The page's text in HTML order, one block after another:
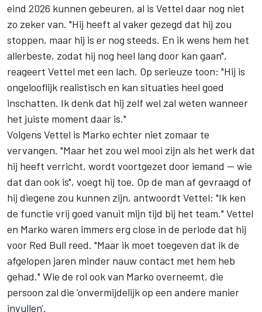
eind 2026 kunnen gebeuren, al is Vettel daar nog niet
zo zeker van. "Hij heeft al vaker gezegd dat hij zou
stoppen, maar hij is er nog steeds. En ik wens hem het
allerbeste, zodat hij nog heel lang door kan gaan",
reageert Vettel met een lach. Op serieuze toon: "Hij is
ongelooflijk realistisch en kan situaties heel goed
inschatten. Ik denk dat hij zelf wel zal weten wanneer
het juiste moment daar is."
Volgens Vettel is Marko echter niet zomaar te
vervangen. "Maar het zou wel mooi zijn als het werk dat
hij heeft verricht, wordt voortgezet door iemand — wie
dat dan ook is", voegt hij toe. Op de man af gevraagd of
hij diegene zou kunnen zijn, antwoordt Vettel: "Ik ken
de functie vrij goed vanuit mijn tijd bij het team." Vettel
en Marko waren immers erg close in de periode dat hij
voor Red Bull reed. "Maar ik moet toegeven dat ik de
afgelopen jaren minder nauw contact met hem heb
gehad." Wie de rol ook van Marko overneemt, die
persoon zal die 'onvermijdelijk op een andere manier
invullen'.